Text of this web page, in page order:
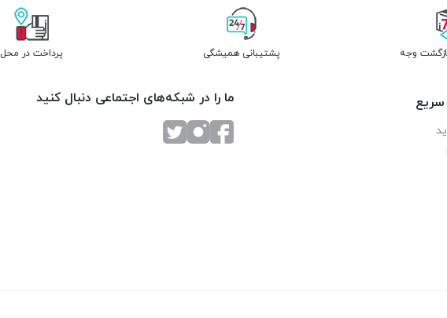
پشتیبانی همیشگی پرداخت در محل
ما را در شبکه‌های اجتماعی دنبال کنید